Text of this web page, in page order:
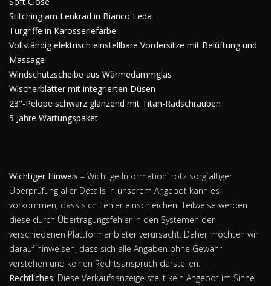
Stitching am Lenkrad in Bianco Leda
Türgriffe in Karosseriefarbe
Vollständig elektrisch einstellbare Vordersitze mit Belüftung und
Massage
Windschutzscheibe aus Wärmedämmglas
Wischerblätter mit integrierten Düsen
23"-Pelope schwarz glänzend mit Titan-Radschrauben
5 Jahre Wartungspaket
Wichtiger Hinweis – Wichtige InformationTrotz sorgfältiger
Überprüfung aller Details in unserem Angebot kann es
vorkommen, dass sich Fehler einschleichen. Teilweise werden
diese durch Übertragungsfehler in den Systemen der
verschiedenen Plattformanbieter verursacht. Daher möchten wir
darauf hinweisen, dass sich alle Angaben ohne Gewähr
verstehen und keinen Rechtsanspruch darstellen.
Rechtliches: Diese Verkaufsanzeige stellt kein Angebot im Sinne